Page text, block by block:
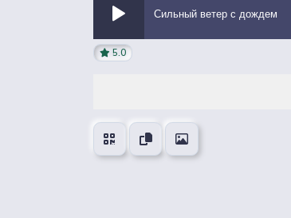
Сильный ветер с дождем
5.0